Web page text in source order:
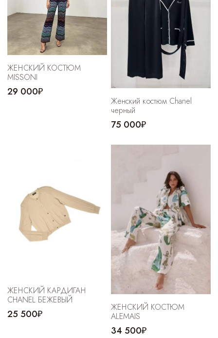
ЖЕНСКИЙ КОСТЮМ
MISSONI
29 000₽
Женский костюм Chanel
черный
75 000₽
ЖЕНСКИЙ КАРДИГАН
CHANEL БЕЖЕВЫЙ
25 500₽
ЖЕНСКИЙ КОСТЮМ
ALEMAIS
34 500₽